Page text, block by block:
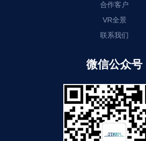
合作客户
VR全景
联系我们
微信公众号